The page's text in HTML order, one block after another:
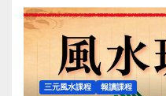
三元風水課程 報讀課程